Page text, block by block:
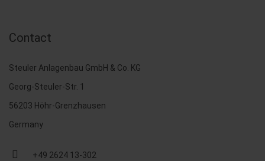
Contact
Steuler Anlagenbau GmbH & Co. KG
Georg-Steuler-Str. 1
56203 Höhr-Grenzhausen
Germany
+49 2624 13-302